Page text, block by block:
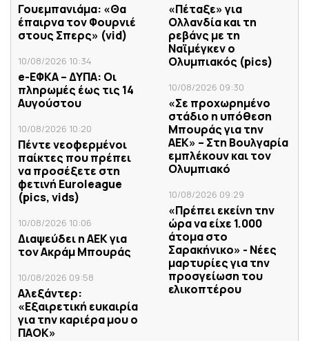
Γουεμπανιάμα: «Θα
έπαιρνα τον Φουρνιέ
στους Σπερς» (vid)
10/08/2026 10:34
e-ΕΦΚΑ – ΔΥΠΑ: Οι
πληρωμές έως τις 14
Αυγούστου
10/08/2026 10:20
Πέντε νεοφερμένοι
παίκτες που πρέπει
να προσέξετε στη
φετινή Euroleague
(pics, vids)
10/08/2026 10:06
Διαψεύδει η ΑΕΚ για
τον Ακράμ Μπουράς
10/08/2026 09:58
Αλεξάντερ:
«Εξαιρετική ευκαιρία
για την καριέρα μου ο
ΠΑΟΚ»
«Πέταξε» για
Ολλανδία και τη
ρεβάνς με τη
Ναϊμέγκεν ο
Ολυμπιακός (pics)
10/08/2026 09:30
«Σε προχωρημένο
στάδιο η υπόθεση
Μπουράς για την
ΑΕΚ» – Στη Βουλγαρία
εμπλέκουν και τον
Ολυμπιακό
10/08/2026 09:29
«Πρέπει εκείνη την
ώρα να είχε 1.000
άτομα στο
Σαρακήνικο» - Νέες
μαρτυρίες για την
προσγείωση του
ελικοπτέρου